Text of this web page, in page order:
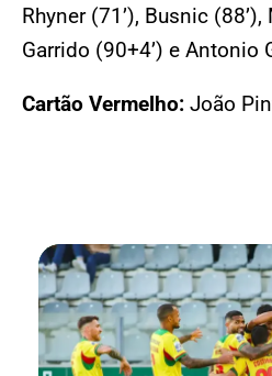
Rhyner (71’), Busnic
Garrido (90+4’) e Antonio
Cartão Vermelho: João